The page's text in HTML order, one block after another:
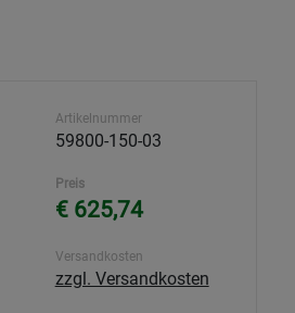
Artikelnummer
59800-150-03
Preis
€ 625,74
Versandkosten
zzgl. Versandkosten